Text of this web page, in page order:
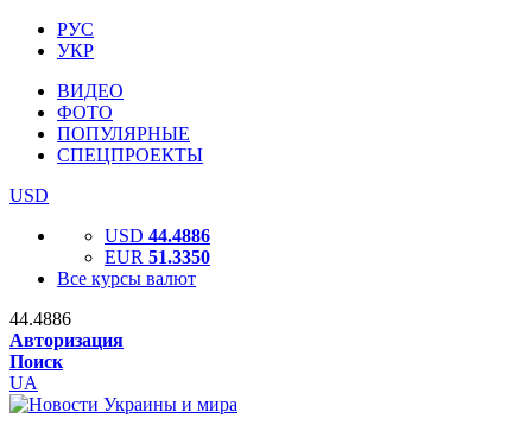
РУС
УКР
ВИДЕО
ФОТО
ПОПУЛЯРНЫЕ
СПЕЦПРОЕКТЫ
USD
USD 44.4886
EUR 51.3350
Все курсы валют
44.4886
Авторизация
Поиск
UA